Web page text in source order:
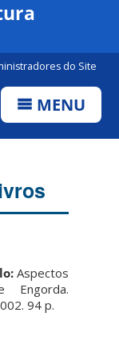
do Site
MENU
Aspectos
Engorda.
94 p.